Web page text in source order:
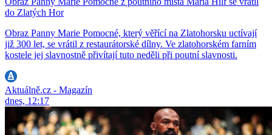
do Zlatých Hor
Obraz Panny Marie Pomocné, který věřící na Zlatohorsku uctívají
již 300 let, se vrátil z restaurátorské dílny. Ve zlatohorském farním
kostele jej slavnostně přivítají tuto neděli při poutní slavnosti.
Aktuálně.cz - Magazín
dnes, 12:17